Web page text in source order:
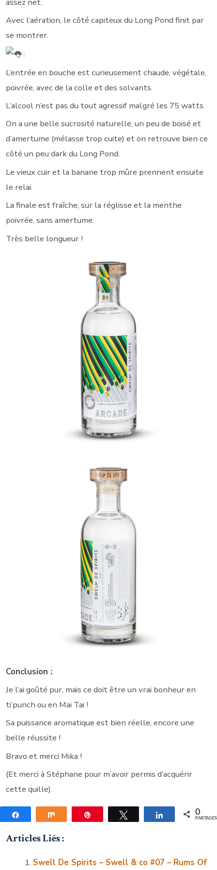
Avec l’aération, le côté capiteux du Long Pond finit par
se montrer.
:
L’entrée en bouche est curieusement chaude, végétale,
poivrée, avec de la colle et des solvants.
L’alcool n’est pas du tout agressif malgré les 75 watts.
On a une belle sucrosité naturelle, un peu de boisé et
d’amertume (mélasse trop cuite) et on retrouve bien ce
côté un peu dark du Long Pond.
Le vieux cuir et la banane trop mûre prennent ensuite
le relai.
La finale est fraîche, sur la réglisse et la menthe
poivrée, sans amertume.
Très belle longueur !
Conclusion :
Je l’ai goûté pur, mais ce doit être un vrai bonheur en
ti’punch ou en Mai Tai !
Sa puissance aromatique est bien réelle, encore une
belle réussite !
Bravo et merci Mika !
(Et merci à Stéphane pour m’avoir permis d’acquérir
cette quille).
Partagez Partagez Tweetez Partagez 0
PARTAGES
Articles Liés :
Swell De Spirits – Swell & co #07 – Rums Of